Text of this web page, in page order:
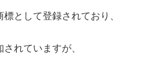
として登録されており、
れていますが、